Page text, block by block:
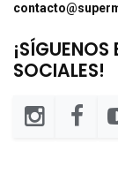
¡SÍGUENOS
SOCIALES!